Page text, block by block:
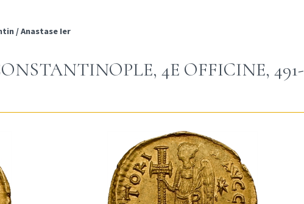
/Anastase Ier
4E OFFICINE, 491-